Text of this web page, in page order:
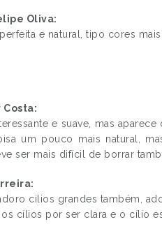
Oliva:
perfeita e natural, tipo cores
Costa:
e suave, mas
um pouco mais natural,
ser mais difícil de borrar
adoro cilios grandes também,
os cílios por ser clara e o cílio